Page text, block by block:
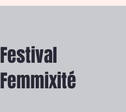
Festival
Femmixité